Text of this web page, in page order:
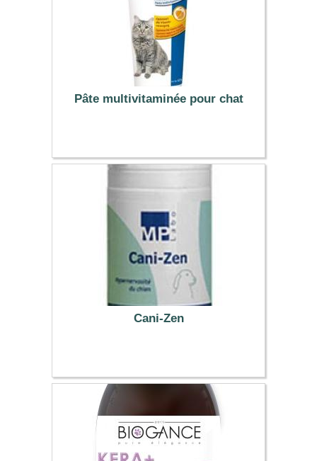
Pâte multivitaminée pour chat
4.04 €
Cani-Zen
11.69 €